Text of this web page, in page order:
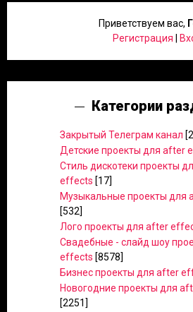
Приветствуем вас,
Регистрация
Категории
Закрытый Телеграм канал
Детские проекты для after
Стиль дискотеки проекты
effects [17]
Музыкальные проекты для
[532]
Лого проекты для after
Свадебные - слайд шоу
effects [8578]
Бизнес проекты для after
Новогодние проекты для
[2251]